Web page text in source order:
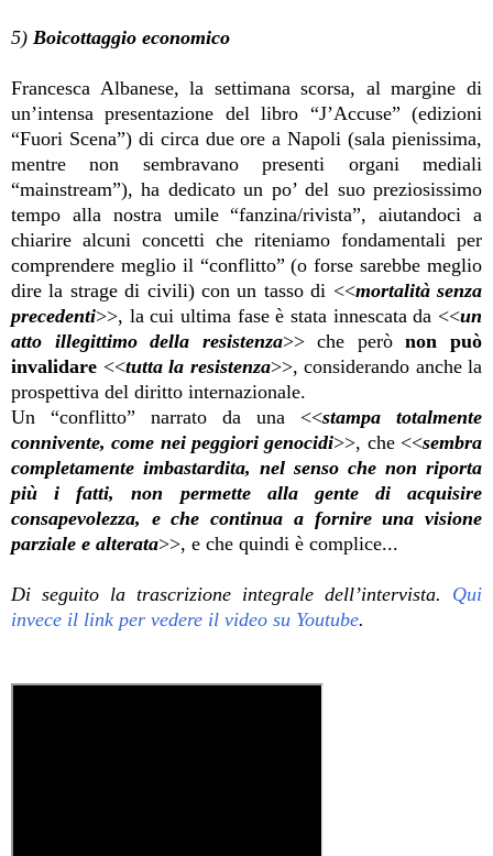
5) Boicottaggio economico
Francesca Albanese, la settimana scorsa, al margine di
un’intensa presentazione del libro “J’Accuse” (edizioni
“Fuori Scena”) di circa due ore a Napoli (sala pienissima,
mentre non sembravano presenti organi mediali
“mainstream”), ha dedicato un po’ del suo preziosissimo
tempo alla nostra umile “fanzina/rivista”, aiutandoci a
chiarire alcuni concetti che riteniamo fondamentali per
comprendere meglio il “conflitto” (o forse sarebbe meglio
dire la strage di civili) con un tasso di <<mortalità senza
precedenti>>, la cui ultima fase è stata innescata da <<un
atto illegittimo della resistenza>> che perònon può
invalidare <<tutta la resistenza>>, considerando anche la
prospettiva del diritto internazionale.
Un “conflitto” narrato da una <<stampa totalmente
connivente, come nei peggiori genocidi>>, che <<sembra
completamente imbastardita, nel senso che non riporta
più i fatti, non permette alla gente di acquisire
consapevolezza, e che continua a fornire una visione
parziale e alterata>>, e che quindi è complice...
Di seguito la trascrizione integrale dell’intervista. Qui
invece il link per vedere il video su Youtube.